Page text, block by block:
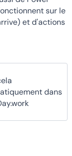
sur le
et d'actions
dans